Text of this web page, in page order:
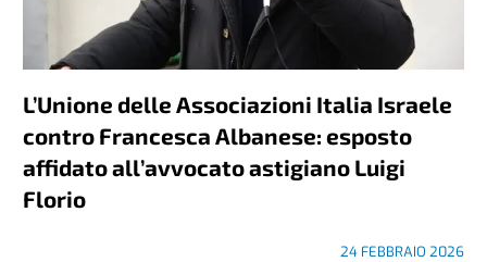
L’Unione delle Associazioni Italia Israele
contro Francesca Albanese: esposto
affidato all’avvocato astigiano Luigi
Florio
24 FEBBRAIO 2026